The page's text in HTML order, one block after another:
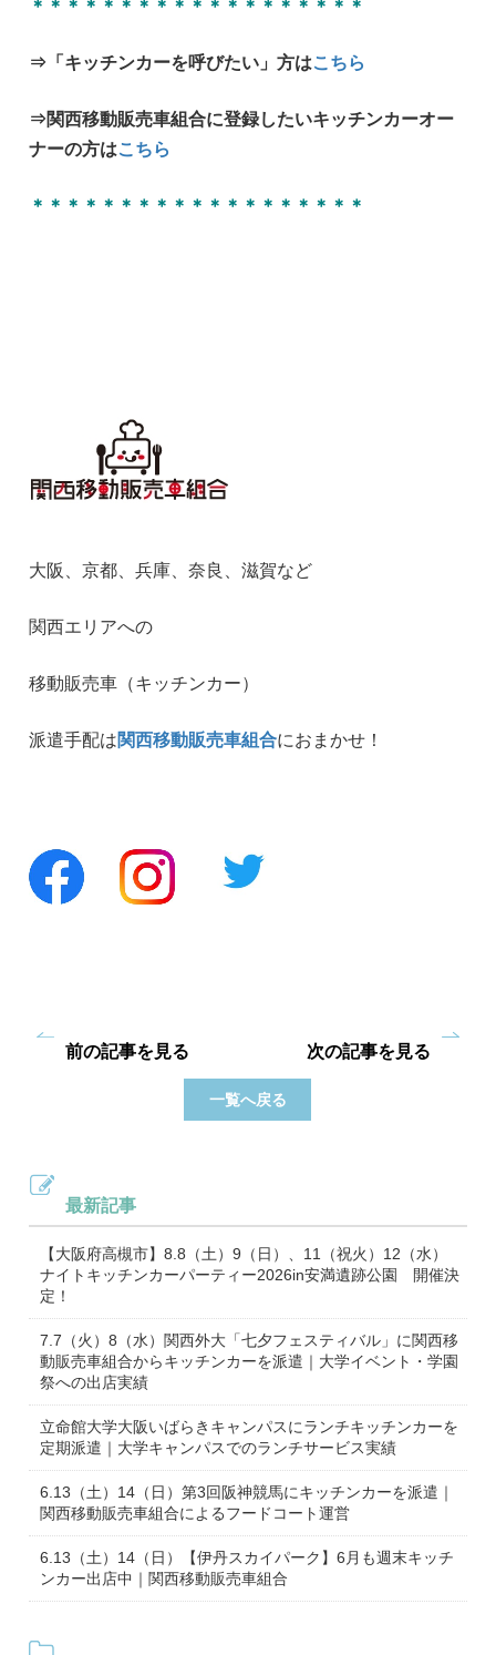
＊＊＊＊＊＊＊＊＊＊＊＊＊＊＊＊＊＊＊
⇒「キッチンカーを呼びたい」方はこちら
⇒関西移動販売車組合に登録したいキッチンカーオー
ナーの方はこちら
＊＊＊＊＊＊＊＊＊＊＊＊＊＊＊＊＊＊＊
大阪、京都、兵庫、奈良、滋賀など
関西エリアへの
移動販売車（キッチンカー）
派遣手配は関西移動販売車組合におまかせ！
前の記事を見る
一覧へ戻る
次の記事を見る
最新記事
【大阪府高槻市】8.8（土）9（日）、11（祝火）12（水）
ナイトキッチンカーパーティー2026in安満遺跡公園 開催決
定！
7.7（火）8（水）関西外大「七夕フェスティバル」に関西移
動販売車組合からキッチンカーを派遣｜大学イベント・学園
祭への出店実績
立命館大学大阪いばらきキャンパスにランチキッチンカーを
定期派遣｜大学キャンパスでのランチサービス実績
6.13（土）14（日）第3回阪神競馬にキッチンカーを派遣｜
関西移動販売車組合によるフードコート運営
6.13（土）14（日）【伊丹スカイパーク】6月も週末キッチ
ンカー出店中｜関西移動販売車組合